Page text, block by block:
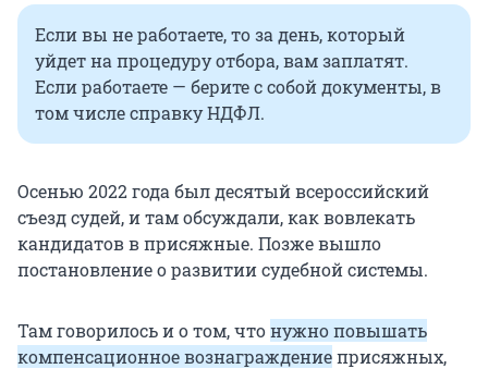
Если вы не работаете, то за день, который
уйдет на процедуру отбора, вам заплатят.
Если работаете — берите с собой документы, в
том числе справку НДФЛ.
Осенью 2022 года был десятый всероссийский
съезд судей, и там обсуждали, как вовлекать
кандидатов в присяжные. Позже вышло
постановление о развитии судебной системы.
Там говорилось и о том, чтонужно повышать
компенсационное вознаграждениеприсяжных,